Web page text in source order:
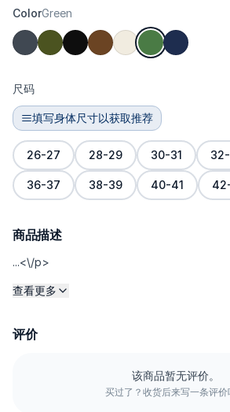
ColorGreen
尺码
填写身体尺寸以获取推荐
26-27 28-29 30-31
36-37 38-39 40-41
商品描述
...<\/p>
查看更多
评价
该商品暂无评价。
买过了？收货后来写一条评价